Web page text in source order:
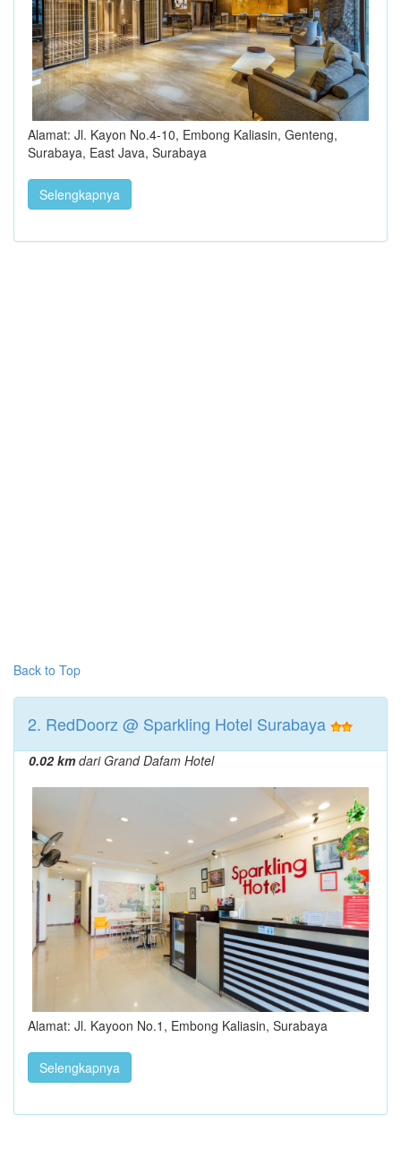
Alamat: Jl. Kayon No.4-10, Embong Kaliasin, Genteng,
Surabaya, East Java, Surabaya
Selengkapnya
Back to Top
2. RedDoorz @ Sparkling Hotel Surabaya
0.02 kmdari Grand Dafam Hotel
Alamat: Jl. Kayoon No.1, Embong Kaliasin, Surabaya
Selengkapnya